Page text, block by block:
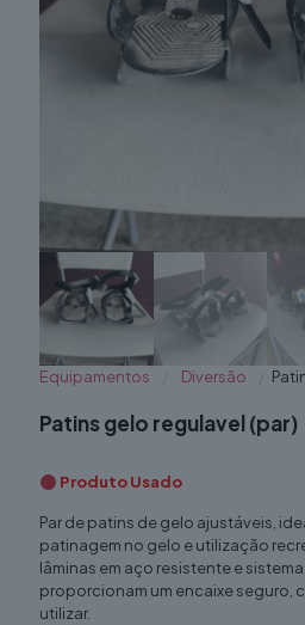
Equipamentos Diversão
Patins gelo regulavel (par)
Produto Usado
Par de patins de gelo ajustáveis,
patinagem no gelo e utilização
lâminas em aço resistente e
proporcionam um encaixe seguro,
utilizar.